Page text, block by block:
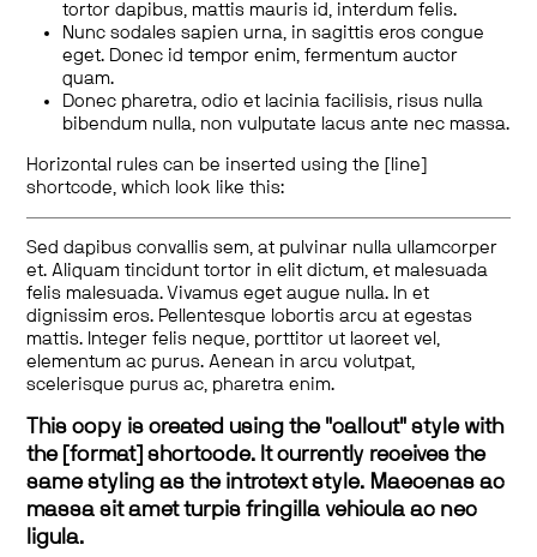
tortor dapibus, mattis mauris id, interdum felis.
Nunc sodales sapien urna, in sagittis eros congue
eget. Donec id tempor enim, fermentum auctor
quam.
Donec pharetra, odio et lacinia facilisis, risus nulla
bibendum nulla, non vulputate lacus ante nec massa.
Horizontal rules can be inserted using the [line]
shortcode, which look like this:
Sed dapibus convallis sem, at pulvinar nulla ullamcorper
et. Aliquam tincidunt tortor in elit dictum, et malesuada
felis malesuada. Vivamus eget augue nulla. In et
dignissim eros. Pellentesque lobortis arcu at egestas
mattis. Integer felis neque, porttitor ut laoreet vel,
elementum ac purus. Aenean in arcu volutpat,
scelerisque purus ac, pharetra enim.
This copy is created using the "callout" style with
the [format] shortcode. It currently receives the
same styling as the introtext style. Maecenas ac
massa sit amet turpis fringilla vehicula ac nec
ligula.